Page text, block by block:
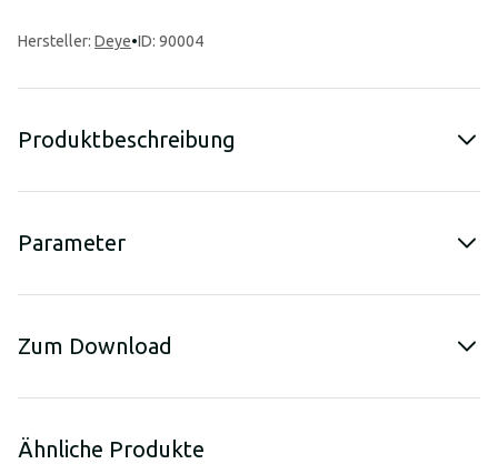
Hersteller: Deye•ID: 90004
Produktbeschreibung
Parameter
Zum Download
Ähnliche Produkte